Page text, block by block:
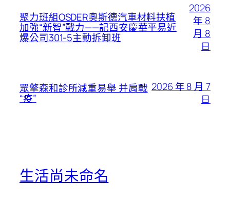
聚力班組OSDER奧斯德汽車材料扶植
加強“新智”戰力——記西安慶華平易近
爆公司301-5主動拆卸班
2026
年 8
月 8
日
眾擎森和診所減重易舉 并肩戰
“疫”
2026 年 8 月 7
日
生活尚未命名